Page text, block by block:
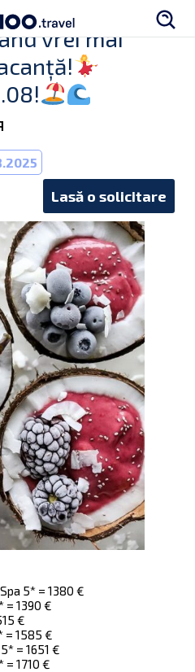
vrei mai
Lasă o solicitare
5* = 1380 €
= 1390 €
€
= 1585 €
= 1651 €
= 1710 €